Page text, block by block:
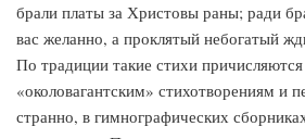
брали платы за Христовы раны; ради
вас желанно, а проклятый небогатый
По традиции такие стихи
«околовагантским» стихотворениям и
странно, в гимнографических